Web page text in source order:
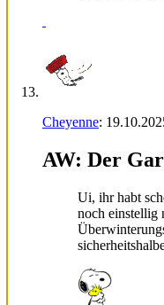
Cheyenne:
AW: Der
Ui, ihr habt
noch einstellig